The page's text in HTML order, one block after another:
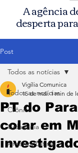
A agência
desperta
Post
Todos as notícias
Crônica
Cidadania
América Latina
Todos as notícias
PT do
colar em
Vigília Comunica
15 de mai. 1 min de